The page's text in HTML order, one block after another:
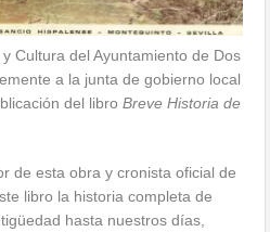
Cultura del Ayuntamiento de Dos
a la junta de gobierno local
del libroBreve Historia de
de esta obra y cronista oficial de
libro la historia completa de
hasta nuestros días,